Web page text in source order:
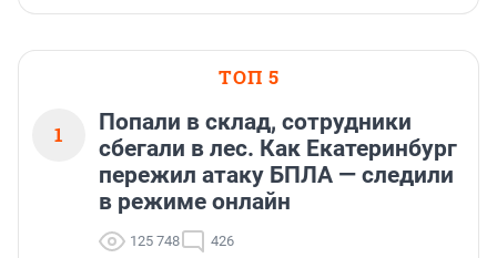
ТОП 5
1
Попали в склад, сотрудники
сбегали в лес. Как Екатеринбург
пережил атаку БПЛА — следили
в режиме онлайн
125 748 426